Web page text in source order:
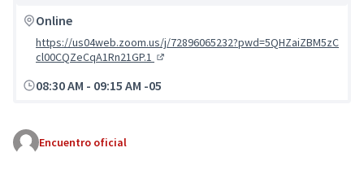
Online
https://us04web.zoom.us/j/72896065232?pwd=5QHZaiZBM5zC
cl00CQZeCqA1Rn21GP.1
08:30 AM - 09:15 AM -05
Encuentro oficial